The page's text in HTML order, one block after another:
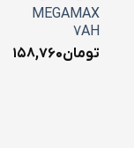
MEGAMAX
7AH
تومان